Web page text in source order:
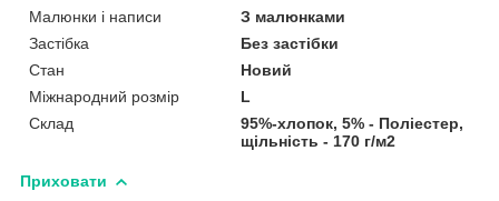
Малюнки і написи
З малюнками
Застібка
Без застібки
Стан
Новий
Міжнародний розмір
L
Склад
95%-хлопок, 5% - Поліестер,
щільність - 170 г/м2
Приховати